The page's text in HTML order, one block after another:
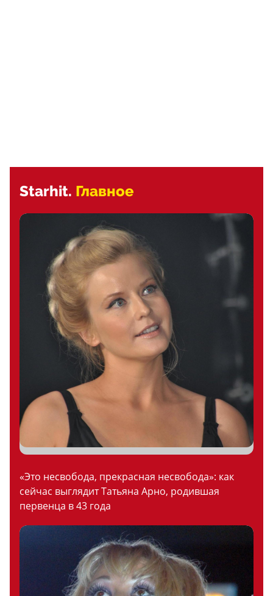
Starhit. Главное
«Это несвобода, прекрасная несвобода»: как
сейчас выглядит Татьяна Арно, родившая
первенца в 43 года